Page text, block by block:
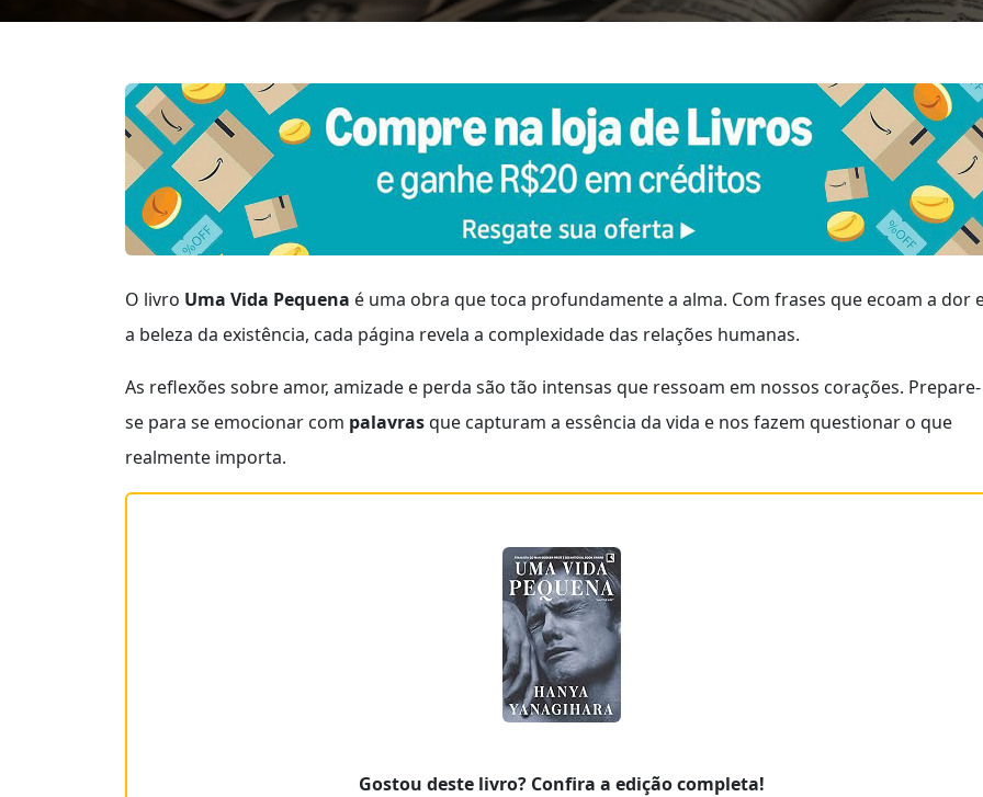
O livro Uma Vida Pequena é uma obra que toca profundamente a alma. Com frases que ecoam a dor
a beleza da existência, cada página revela a complexidade das relações humanas.
As reflexões sobre amor, amizade e perda são tão intensas que ressoam em nossos corações. Prepare-
se para se emocionar com palavrasque capturam a essência da vida e nos fazem questionar o que
realmente importa.
Gostou deste livro? Confira a edição completa!